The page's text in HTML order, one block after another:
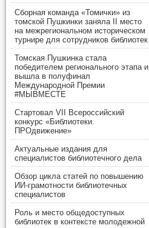
Сборная команда «Томички» из
томской Пушкинки заняла II место
на межрегиональном историческом
турнире для сотрудников библиотек
Томская Пушкинка стала
победителем регионального этапа и
вышла в полуфинал
Международной Премии
#МЫВМЕСТЕ
Стартовал VII Всероссийский
конкурс «Библиотеки.
ПРОдвижение»
Актуальные издания для
специалистов библиотечного дела
Обзор цикла статей по повышению
ИИ-грамотности библиотечных
специалистов
Роль и место общедоступных
библиотек в контексте молодежной